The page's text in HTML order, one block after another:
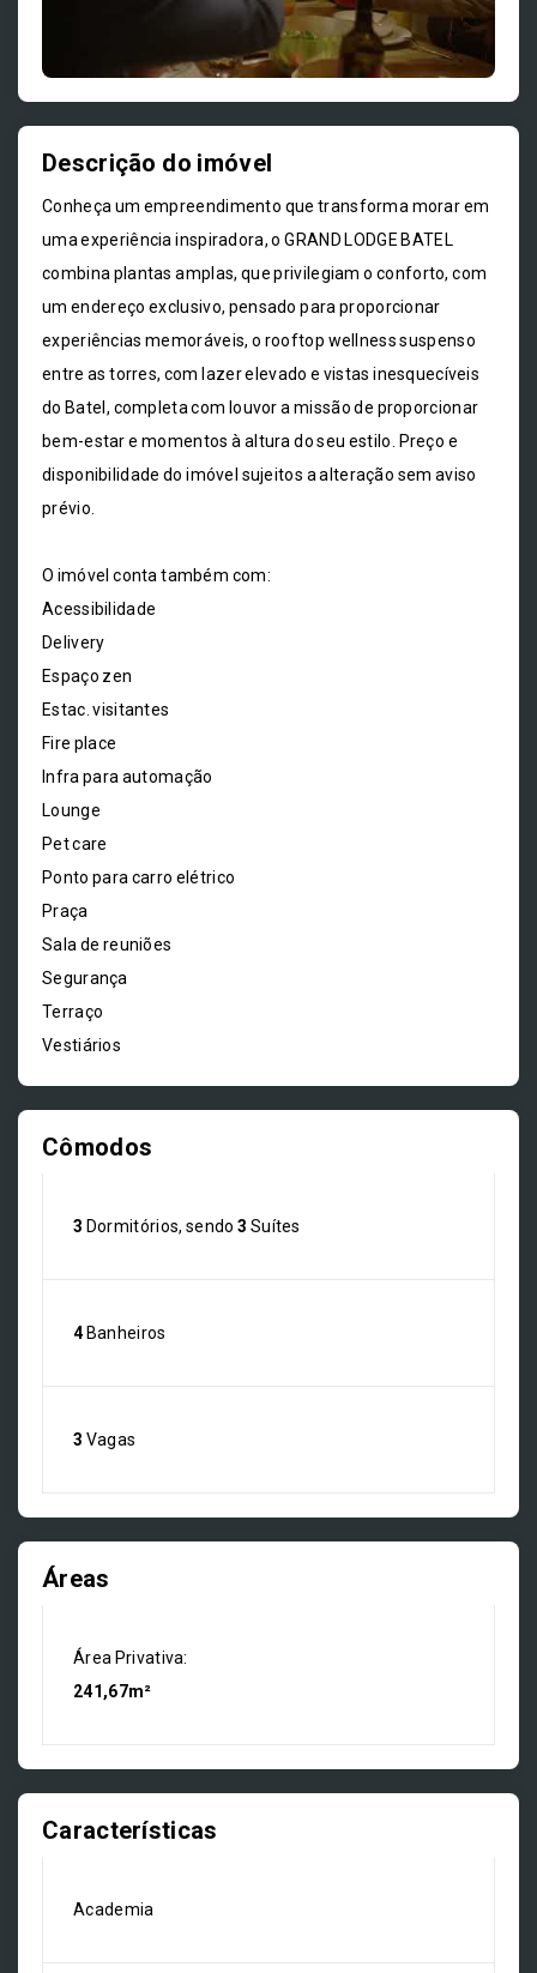
Descrição do imóvel
Conheça um empreendimento que transforma morar em
uma experiência inspiradora, o GRAND LODGE BATEL
combina plantas amplas, que privilegiam o conforto, com
um endereço exclusivo, pensado para proporcionar
experiências memoráveis, o rooftop wellness suspenso
entre as torres, com lazer elevado e vistas inesquecíveis
do Batel, completa com louvor a missão de proporcionar
bem-estar e momentos à altura do seu estilo. Preço e
disponibilidade do imóvel sujeitos a alteração sem aviso
prévio.
O imóvel conta também com:
Acessibilidade
Delivery
Espaço zen
Estac. visitantes
Fire place
Infra para automação
Lounge
Pet care
Ponto para carro elétrico
Praça
Sala de reuniões
Segurança
Terraço
Vestiários
Cômodos
3 Dormitórios, sendo3 Suítes
4Banheiros
3 Vagas
Áreas
Área Privativa:
241,67m²
Características
Academia